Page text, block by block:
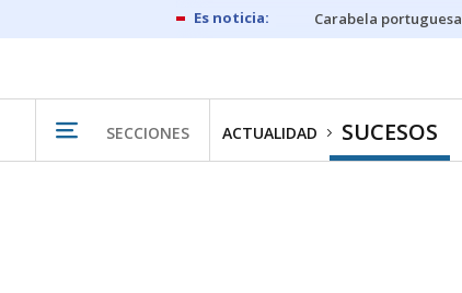
Carabela portuguesa
SECCIONES ACTUALIDAD SUCESOS